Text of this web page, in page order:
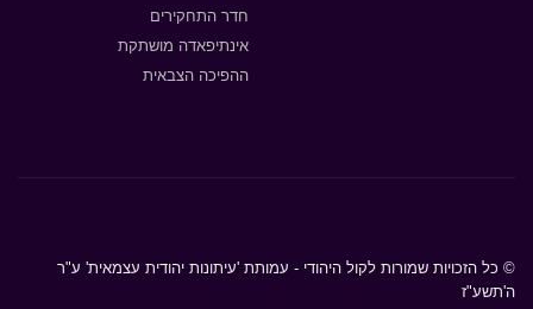
חדר התחקירים
אינתיפאדה מושתקת
ההפיכה הצבאית
© כל הזכויות שמורות לקול היהודי - עמותת 'עיתונות יהודית עצמאית' ע"ר
ה'תשע"ז